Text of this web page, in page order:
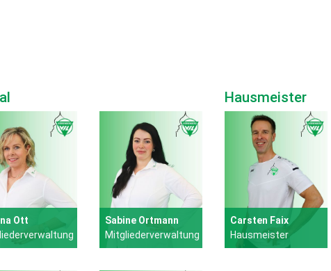
Ott
Sabine Ortmann
Mitgliederverwaltung
Hausmeister
Carsten Faix
Hausmeister